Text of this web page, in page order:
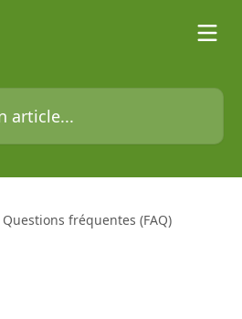
Questions fréquentes (FAQ)